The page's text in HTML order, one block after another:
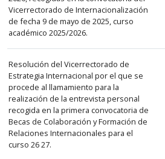
la
primera
el
título
del
anuncio,
en
la
segunda
Vicerrectorado de Internacionalización
de fecha 9 de mayo de 2025, curso
académico 2025/2026.
Resolución del Vicerrectorado de
Estrategia Internacional por el que se
procede al llamamiento para la
realización de la entrevista personal
recogida en la primera convocatoria de
Becas de Colaboración y Formación de
Relaciones Internacionales para el
curso 26 27.